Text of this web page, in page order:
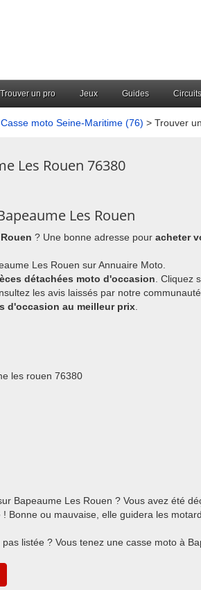
Trouver un pro Jeux Guides Circuits
Casse moto Seine-Maritime (76) > Trouver
Les Rouen 76380
Les Rouen
? Une bonne adresse pour acheter
Les Rouen sur Annuaire Moto.
détachées moto d'occasion .
les avis laissés par notre
d'occasion au meilleur prix
les rouen 76380
Bapeaume Les Rouen ? Vous avez été
Bonne ou mauvaise, elle guidera les
listée ? Vous tenez une casse moto à